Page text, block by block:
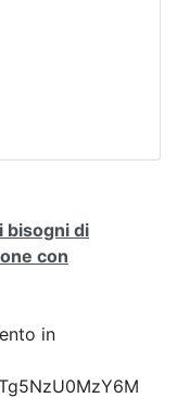
bisogni di
con
in